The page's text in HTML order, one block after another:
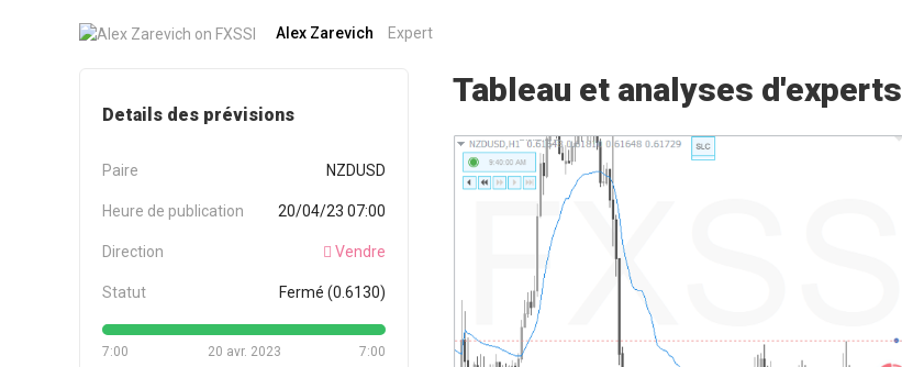
Alex Zarevich Expert
Details des prévisions
Paire NZDUSD
Heure de publication 20/04/23 07:00
Direction Vendre
Statut Fermé (0.6130)
7:00 7:00
20 avr. 2023
Tableau et analyses d'experts